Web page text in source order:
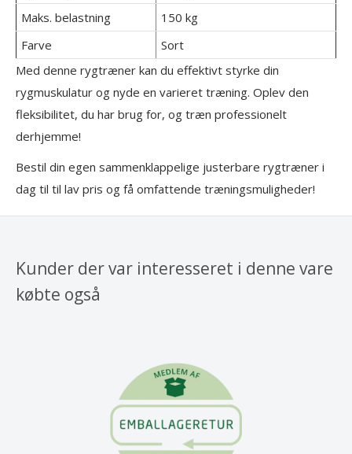
Maks. belastning
150 kg
Farve
Sort
Med denne rygtræner kan du effektivt styrke din
rygmuskulatur og nyde en varieret træning. Oplev den
fleksibilitet, du har brug for, og træn professionelt
derhjemme!
Bestil din egen sammenklappelige justerbare rygtræner i
dag til til lav pris og få omfattende træningsmuligheder!
Kunder der var interesseret i denne vare
købte også